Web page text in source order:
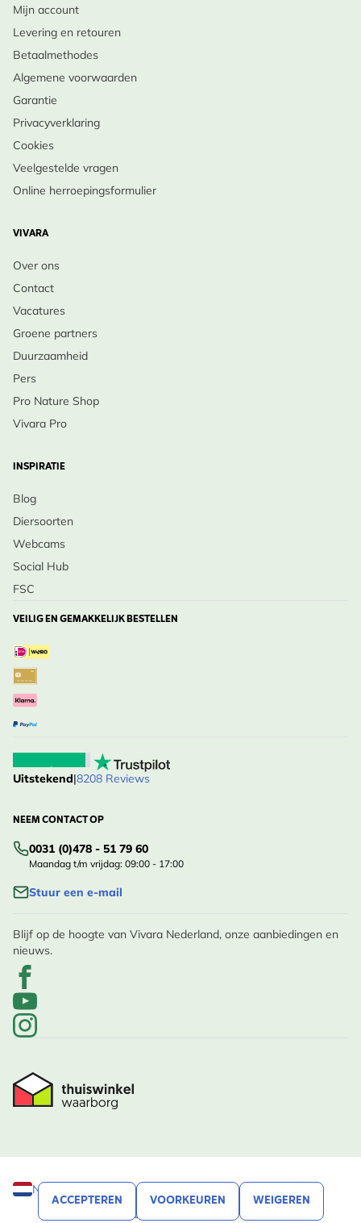
ACCEPTEREN VOORKEUREN WEIGEREN
Mijn account
Levering en retouren
Betaalmethodes
Algemene voorwaarden
Garantie
Privacyverklaring
Cookies
Veelgestelde vragen
Online herroepingsformulier
VIVARA
Over ons
Contact
Vacatures
Groene partners
Duurzaamheid
Pers
Pro Nature Shop
Vivara Pro
INSPIRATIE
Blog
Diersoorten
Webcams
Social Hub
FSC
VEILIG EN GEMAKKELIJK BESTELLEN
Uitstekend|8208 Reviews
NEEM CONTACT OP
0031 (0)478 - 51 79 60
Maandag t/m vrijdag: 09:00 - 17:00
Stuur een e-mail
Blijf op de hoogte van Vivara Nederland, onze aanbiedingen en
nieuws.
Nederland
© Vivara, 2020 - 2026